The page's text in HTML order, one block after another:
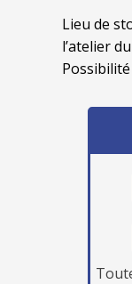
Lieu de
l’atelier